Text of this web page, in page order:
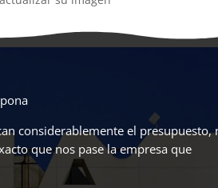
considerablemente el presupuesto,
que nos pase la empresa que